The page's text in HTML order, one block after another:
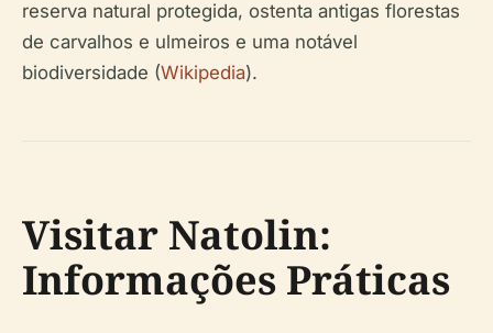
reserva natural protegida, ostenta antigas florestas
de carvalhos e ulmeiros e uma notável
biodiversidade (Wikipedia).
Visitar Natolin:
Informações Práticas